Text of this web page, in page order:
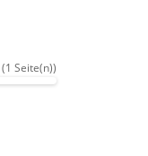
Seite(n))